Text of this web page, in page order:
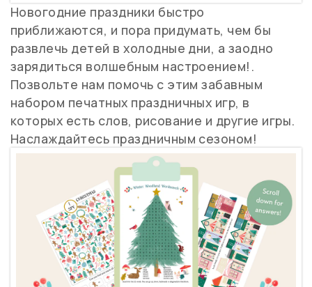
Новогодние праздники быстро
приближаются, и пора придумать, чем бы
развлечь детей в холодные дни, а заодно
зарядиться волшебным настроением!.
Позвольте нам помочь с этим забавным
набором печатных праздничных игр, в
которых есть слов, рисование и другие игры.
Наслаждайтесь праздничным сезоном!